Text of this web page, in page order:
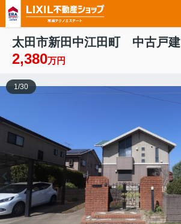
太田市新田中江田町 中古戸建
2,380万円
1/30